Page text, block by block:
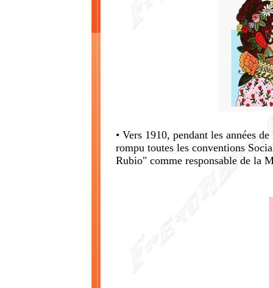
• Vers 1910, pendant les années
rompu toutes les conventions
Rubio" comme responsable de la